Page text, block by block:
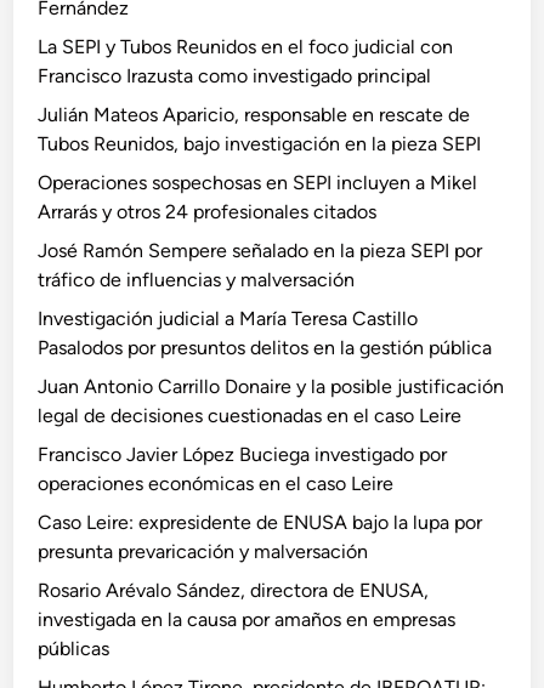
Fernández
La SEPI y Tubos Reunidos en el foco judicial con
Francisco Irazusta como investigado principal
Julián Mateos Aparicio, responsable en rescate de
Tubos Reunidos, bajo investigación en la pieza SEPI
Operaciones sospechosas en SEPI incluyen a Mikel
Arrarás y otros 24 profesionales citados
José Ramón Sempere señalado en la pieza SEPI por
tráfico de influencias y malversación
Investigación judicial a María Teresa Castillo
Pasalodos por presuntos delitos en la gestión pública
Juan Antonio Carrillo Donaire y la posible justificación
legal de decisiones cuestionadas en el caso Leire
Francisco Javier López Buciega investigado por
operaciones económicas en el caso Leire
Caso Leire: expresidente de ENUSA bajo la lupa por
presunta prevaricación y malversación
Rosario Arévalo Sández, directora de ENUSA,
investigada en la causa por amaños en empresas
públicas